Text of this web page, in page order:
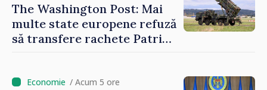
The Washington Post: Mai
multe state europene refuză
să transfere rachete Patriot
/ Acum 5 ore